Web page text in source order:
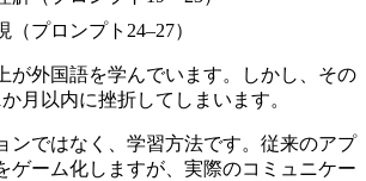
プロンプト24–27）
が外国語を学んでいます。しかし、その
月以内に挫折してしまいます。
ンではなく、学習方法です。従来のアプ
ゲーム化しますが、実際のコミュニケー